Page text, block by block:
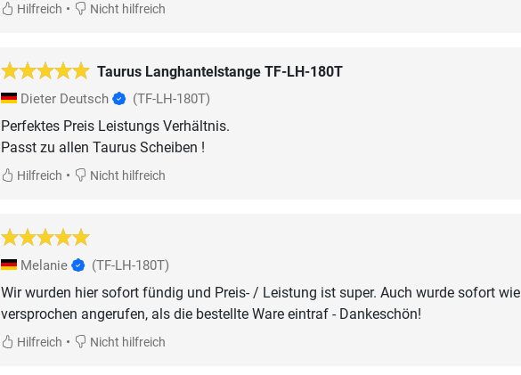
Hilfreich • Nicht hilfreich
Taurus Langhantelstange TF-LH-180T
Dieter Deutsch (TF-LH-180T)
Perfektes Preis Leistungs Verhältnis.
Passt zu allen Taurus Scheiben !
Hilfreich • Nicht hilfreich
Melanie (TF-LH-180T)
Wir wurden hier sofort fündig und Preis- / Leistung ist super. Auch wurde sofort wie
versprochen angerufen, als die bestellte Ware eintraf - Dankeschön!
Hilfreich • Nicht hilfreich